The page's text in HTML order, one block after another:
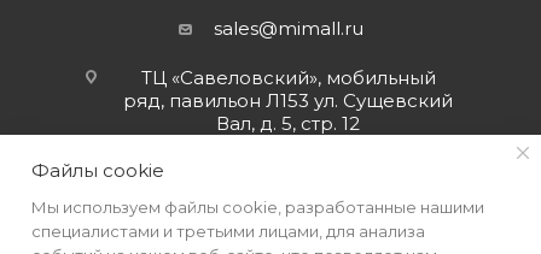
sales@mimall.ru
ТЦ «Савеловский», мобильный
ряд, павильон Л153 ул. Сущевский
Вал, д. 5, стр. 12
Файлы cookie
Мы используем файлы cookie, разработанные нашими
специалистами и третьими лицами, для анализа